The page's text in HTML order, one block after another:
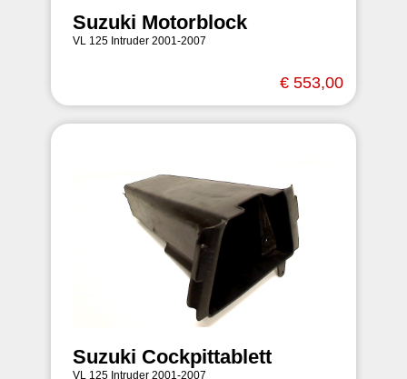
Suzuki Motorblock
VL 125 Intruder 2001-2007
€ 553,00
Suzuki Cockpittablett
VL 125 Intruder 2001-2007